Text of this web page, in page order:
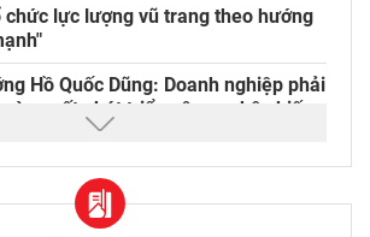
chức lực lượng vũ trang theo hướng
Hồ Quốc Dũng: Doanh nghiệp phải
cốt phát triển công nghệ chiến
trị văn hóa tốt đẹp của Phật giáo
văn hóa các dân tộc